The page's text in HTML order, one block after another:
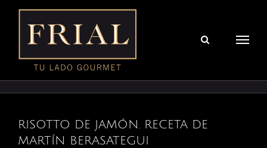
contenido
RISOTTO DE JAMÓN. RECETA DE
MARTÍN BERASATEGUI